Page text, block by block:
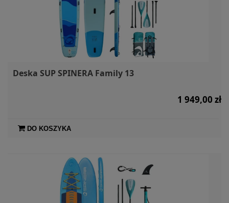
Deska SUP SPINERA Family 13
1 949,00 zł
DO KOSZYKA